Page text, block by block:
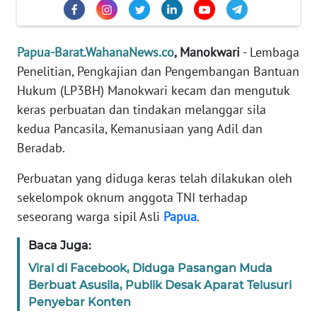
Papua-Barat.WahanaNews.co, Manokwari - Lembaga
Penelitian, Pengkajian dan Pengembangan Bantuan
Hukum (LP3BH) Manokwari kecam dan mengutuk
keras perbuatan dan tindakan melanggar sila
kedua Pancasila, Kemanusiaan yang Adil dan
Beradab.
Perbuatan yang diduga keras telah dilakukan oleh
sekelompok oknum anggota TNI terhadap
seseorang warga sipil Asli Papua.
Baca Juga:
Viral di Facebook, Diduga Pasangan Muda
Berbuat Asusila, Publik Desak Aparat Telusuri
Penyebar Konten
PEDOMAN
MEDIA
SIBER
REDAKSI
KARIR
DISCLAIMER
News
Regional
WN
SUMUT